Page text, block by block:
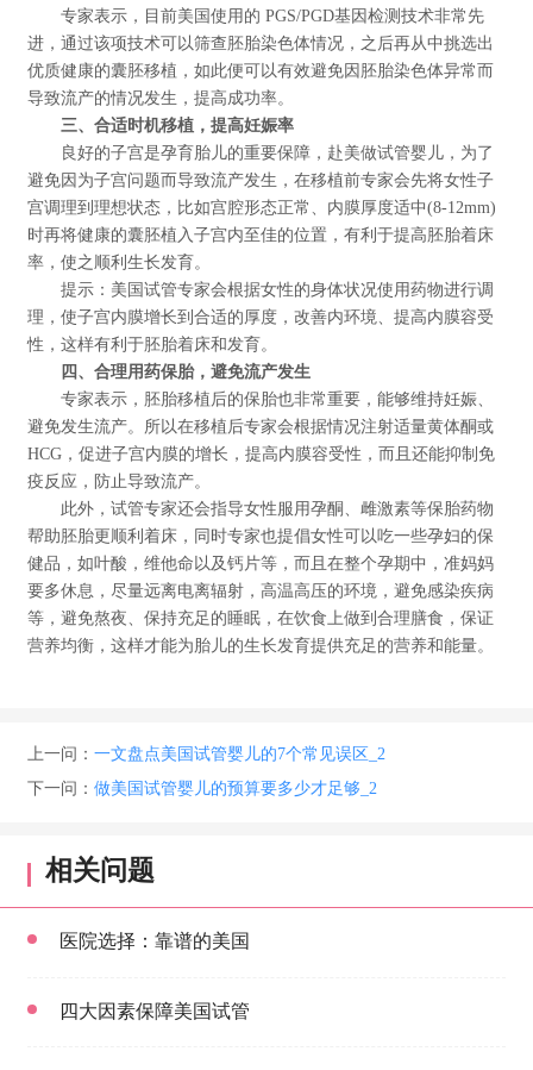
专家表示，目前美国使用的 PGS/PGD基因检测技术非常先
进，通过该项技术可以筛查胚胎染色体情况，之后再从中挑选出
优质健康的囊胚移植，如此便可以有效避免因胚胎染色体异常而
导致流产的情况发生，提高成功率。
三、合适时机移植，提高妊娠率
良好的子宫是孕育胎儿的重要保障，赴美做试管婴儿，为了
避免因为子宫问题而导致流产发生，在移植前专家会先将女性子
宫调理到理想状态，比如宫腔形态正常、内膜厚度适中(8-12mm)
时再将健康的囊胚植入子宫内至佳的位置，有利于提高胚胎着床
率，使之顺利生长发育。
提示：美国试管专家会根据女性的身体状况使用药物进行调
理，使子宫内膜增长到合适的厚度，改善内环境、提高内膜容受
性，这样有利于胚胎着床和发育。
四、合理用药保胎，避免流产发生
专家表示，胚胎移植后的保胎也非常重要，能够维持妊娠、
避免发生流产。所以在移植后专家会根据情况注射适量黄体酮或
HCG，促进子宫内膜的增长，提高内膜容受性，而且还能抑制免
疫反应，防止导致流产。
此外，试管专家还会指导女性服用孕酮、雌激素等保胎药物
帮助胚胎更顺利着床，同时专家也提倡女性可以吃一些孕妇的保
健品，如叶酸，维他命以及钙片等，而且在整个孕期中，准妈妈
要多休息，尽量远离电离辐射，高温高压的环境，避免感染疾病
等，避免熬夜、保持充足的睡眠，在饮食上做到合理膳食，保证
营养均衡，这样才能为胎儿的生长发育提供充足的营养和能量。
上一问： 一文盘点美国试管婴儿的7个常见误区_2
下一问： 做美国试管婴儿的预算要多少才足够_2
相关问题
医院选择：靠谱的美国
四大因素保障美国试管